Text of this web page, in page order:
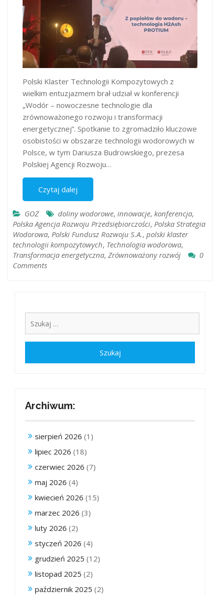
Polski Klaster Technologii Kompozytowych z
wielkim entuzjazmem brał udział w konferencji
„Wodór – nowoczesne technologie dla
zrównoważonego rozwoju i transformacji
energetycznej”. Spotkanie to zgromadziło kluczowe
osobistości w obszarze technologii wodorowych w
Polsce, w tym Dariusza Budrowskiego, prezesa
Polskiej Agencji Rozwoju…
Czytaj dalej
GOZ doliny wodorowe, innowacje, konferencja,
Polska Agencja Rozwoju Przedsiębiorczości, Polska Strategia
Wodorowa, Polski Fundusz Rozwoju S.A., polski klaster
technologii kompozytowych, Technologia wodorowa,
Transformacja energetyczna, Zrównoważony rozwój
0
Comments
Archiwum:
sierpień 2026 (1)
lipiec 2026 (18)
czerwiec 2026 (7)
maj 2026 (4)
kwiecień 2026 (15)
marzec 2026 (3)
luty 2026 (2)
styczeń 2026 (4)
grudzień 2025 (12)
listopad 2025 (2)
październik 2025 (2)